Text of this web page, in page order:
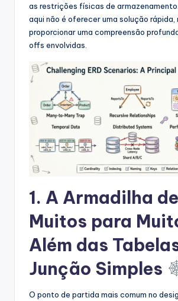
w
U
d
as restrições físicas de
aqui não é oferecer uma solução rápida,
proporcionar uma compreensão
offs envolvidas.
1. A Armadilha de
Muitos para
Além das
Junção Simples
O ponto de partida mais comum no